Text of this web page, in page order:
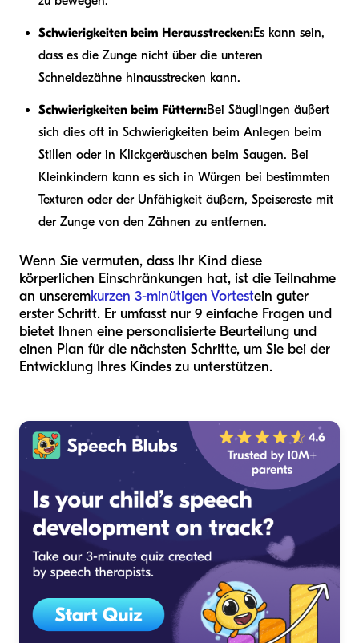
Schwierigkeiten beim Herausstrecken:Es kann sein,
dass es die Zunge nicht über die unteren
Schneidezähne hinausstrecken kann.
Schwierigkeiten beim Füttern:Bei Säuglingen äußert
sich dies oft in Schwierigkeiten beim Anlegen beim
Stillen oder in Klickgeräuschen beim Saugen. Bei
Kleinkindern kann es sich in Würgen bei bestimmten
Texturen oder der Unfähigkeit äußern, Speisereste mit
der Zunge von den Zähnen zu entfernen.
Wenn Sie vermuten, dass Ihr Kind diese
körperlichen Einschränkungen hat, ist die Teilnahme
an unseremkurzen 3-minütigen Vortestein guter
erster Schritt. Er umfasst nur 9 einfache Fragen und
bietet Ihnen eine personalisierte Beurteilung und
einen Plan für die nächsten Schritte, um Sie bei der
Entwicklung Ihres Kindes zu unterstützen.